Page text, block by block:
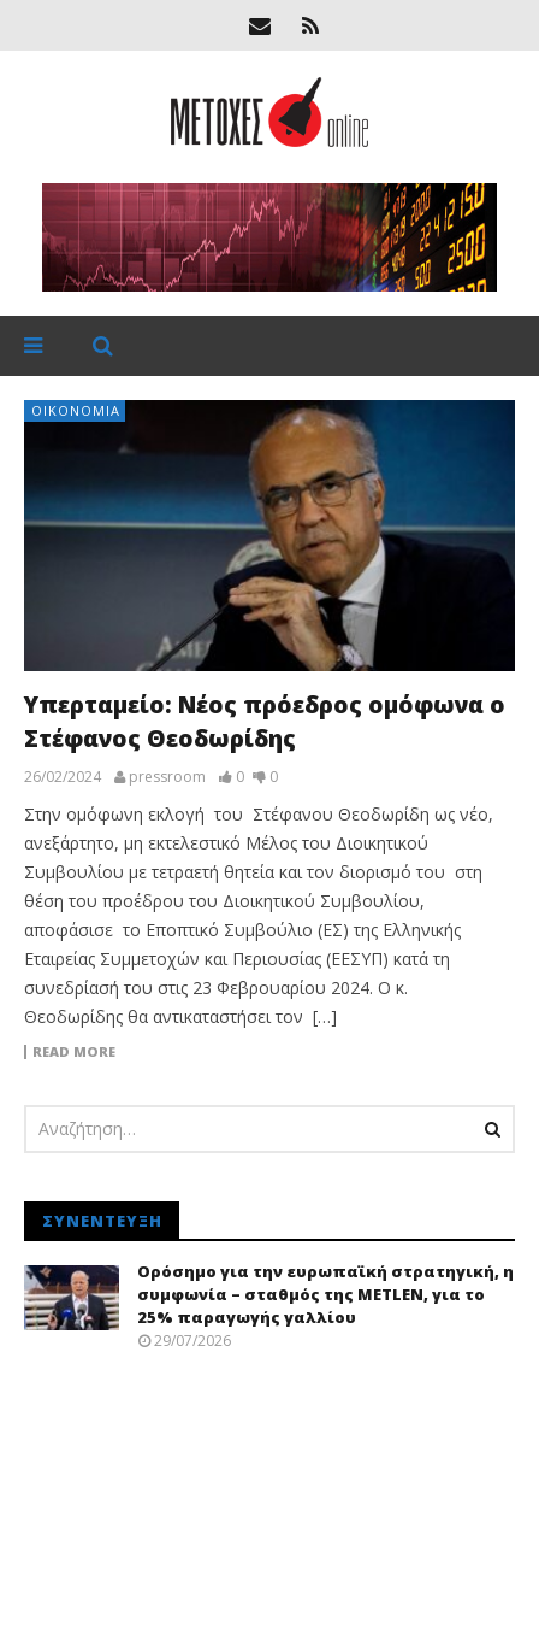
ΟΙΚΟΝΟΜΊΑ
Υπερταμείο: Νέος πρόεδρος ομόφωνα ο
Στέφανος Θεοδωρίδης
26/02/2024 pressroom 0 0
Στην ομόφωνη εκλογή του Στέφανου Θεοδωρίδη ως νέο,
ανεξάρτητο, μη εκτελεστικό Μέλος του Διοικητικού
Συμβουλίου με τετραετή θητεία και τον διορισμό του στη
θέση του προέδρου του Διοικητικού Συμβουλίου,
αποφάσισε το Εποπτικό Συμβούλιο (ΕΣ) της Ελληνικής
Εταιρείας Συμμετοχών και Περιουσίας (ΕΕΣΥΠ) κατά τη
συνεδρίασή του στις 23 Φεβρουαρίου 2024. Ο κ.
Θεοδωρίδης θα αντικαταστήσει τον […]
READ MORE
ΣΥΝΈΝΤΕΥΞΗ
Ορόσημο για την ευρωπαϊκή στρατηγική, η
συμφωνία – σταθμός της METLEN, για το
25% παραγωγής γαλλίου
29/07/2026